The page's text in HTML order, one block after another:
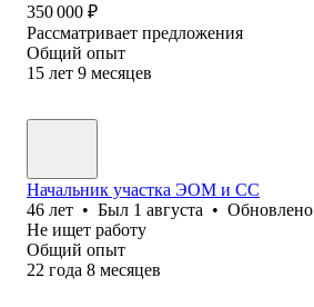
350 000 ₽
Рассматривает предложения
Общий опыт
15 лет 9 месяцев
Начальник участка ЭОМ и СС
46 лет • Был 1 августа • Обновлено
Не ищет работу
Общий опыт
22 года 8 месяцев